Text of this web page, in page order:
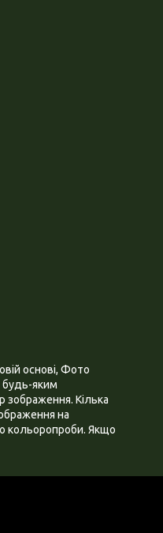
основі, Фото
будь-яким
зображення. Кілька
на
кольоропроби. Якщо